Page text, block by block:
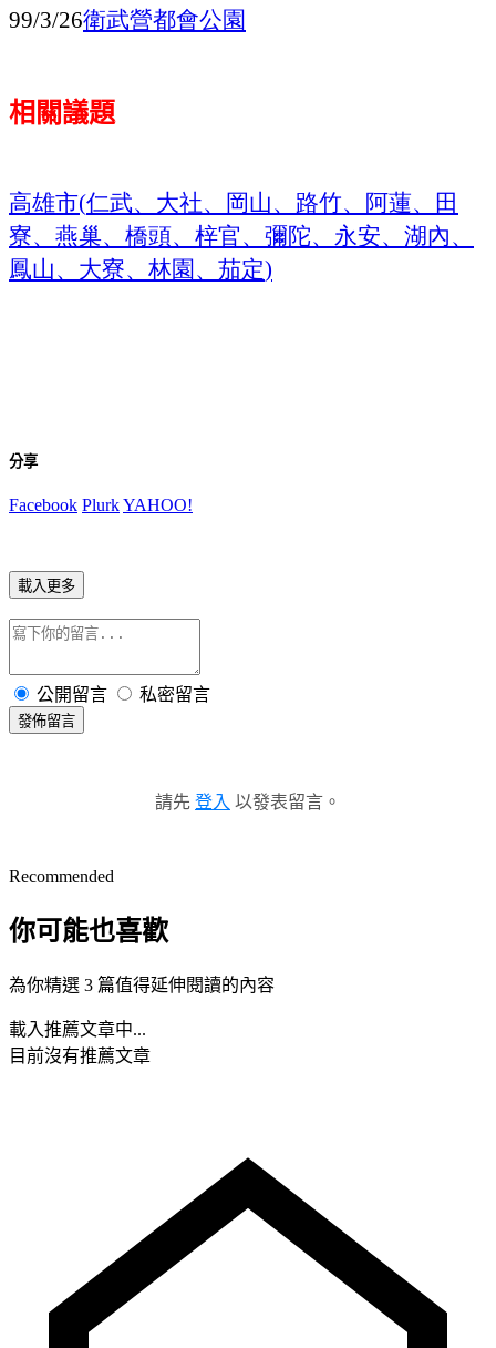
99/3/26衛武營都會公園
相關議題
高雄市(仁武、大社、岡山、路竹、阿蓮、田
寮、燕巢、橋頭、梓官、彌陀、永安、湖內、
鳳山、大寮、林園、茄定)
分享
Facebook PlurkYAHOO!
載入更多
公開留言 私密留言
發佈留言
請先 登入 以發表留言。
Recommended
你可能也喜歡
為你精選 3 篇值得延伸閱讀的內容
載入推薦文章中...
目前沒有推薦文章